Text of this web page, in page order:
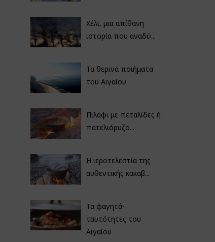
Χέλι, μια απίθανη
ιστορία που αναδύ...
Τα θερινά ποιήματα
του Αιγαίου
Πιλάφι με πεταλίδες ή
πατελιόρυζο...
Η ιεροτελεστία της
αυθεντικής κακαβ...
Τα φαγητά-
ταυτότητες του
Αιγαίου